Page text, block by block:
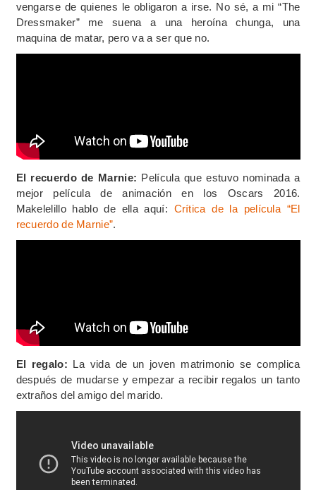
vengarse de quienes le obligaron a irse. No sé, a mi “The
Dressmaker” me suena a una heroína chunga, una
maquina de matar, pero va a ser que no.
El recuerdo de Marnie: Película que estuvo nominada a
mejor película de animación en los Oscars 2016.
Makelelillo hablo de ella aquí: Crítica de la película “El
recuerdo de Marnie”.
El regalo: La vida de un joven matrimonio se complica
después de mudarse y empezar a recibir regalos un tanto
extraños del amigo del marido.